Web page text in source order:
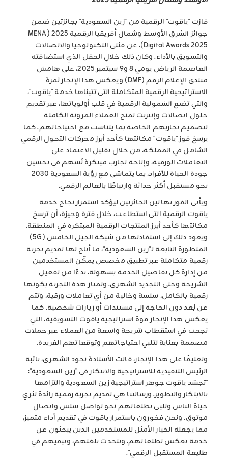
فازت "ياقوت" الرقمية من "زين السعودية" بجائزتين ضمن
جوائز الشرق الأوسط وشمال أفريقيا الرقمية 2025 (MENA
Digital Awards 2025)، عن فئتي التكنولوجيا والاتصالات
والتسويق بالأداء. وكان ذلك خلال الحفل الذي استضافته
العاصمة الرياض يومي 8 و9 سبتمبر 2025، على هامش
منتدى الإعلام الرقم (DMF) ويعكس هذا الإنجاز ثمرة
الاستراتيجية الرقمية المتكاملة التي تتبناها خدمة "ياقوت"،
والتي تضع الشمولية الرقمية في قلب أولوياتها، عبر تقديم
حلول اتصالات وإنترنت تمنح العملاء المرونة الكاملة
لتصميم تجاربهم الخاصة بما يتناسب مع احتياجاتهم. كما
يرسخ فوز "ياقوت" مكانتها كأحد أبرز محركات التحول الرقمي
الشامل في المملكة، من خلال تقليل الاعتماد على
التعاملات الورقية، وإتاحة تجارب مبتكرة تُسهم في تحسين
جودة الحياة للأفراد، بما يتماشى مع رؤية السعودية 2030
نحو مستقبل أكثر حداثة وارتباطًا بالعالم الرقمي.
ويأتي الفوز بهاتين الجائزتين ليؤكد استمرار نجاح خدمة
ياقوت الرقمية التي استطاعت، خلال فترة وجيزة، أن ترسخ
مكانتها كأحد أبرز المنتجات الرقمية المبتكرة في المنطقة.
ويعود ذلك إلى استفادتها من شبكة الجيل الخامس (5G)
المتطورة التابعة لـ"زين السعودية"، ما أتاح لها تقديم تجربة
رقمية متكاملة عبر تطبيق مخصص يمكّن المستخدمين
من إدارة كل تفاصيل الخدمة بسهولة، بدءًا من تفعيل
الشريحة وحتى التجديد الشهري. وتمتاز هذه التجربة بكونها
رقمية بالكامل، سلسة وخالية من أي تعاملات ورقية، وتتم
عن بُعد دون الحاجة إلى مستندات أو زيارات شخصية. كما
يعكس هذا الإنجاز قوة استراتيجية ياقوت التسويقية، التي
نجحت في استقطاب شريحة واسعة من العملاء عبر حملات
مصممة بعناية لتلبي احتياجاتهم وتوقعاتهم الفريدة.
وتعليقًا على هذا الإنجاز، قالت الأستاذة نجود الشهري، نائبة
الرئيس التنفيذية للاستراتيجية والابتكار في "زين السعودية":
"تجسّد ياقوت جوهر استراتيجية زين السعودية والتزامها
بالابتكار والتطوير. ورسالتنا هي تقديم تجربة رقمية رائدة تثري
حياة الناس وتلبي تطلعاتهم نحو تواصل سلس واتصال
موثوق. ونحن فخورون باستمرار ياقوت في تقديم أداء متميز،
مما يجعله الخيار الأمثل للمستخدمين الذين يبحثون عن
خدمة تعكس تطلعاتهم، وتتحدث بلغتهم، وتبقيهم في
طليعة المستقبل الرقمي".